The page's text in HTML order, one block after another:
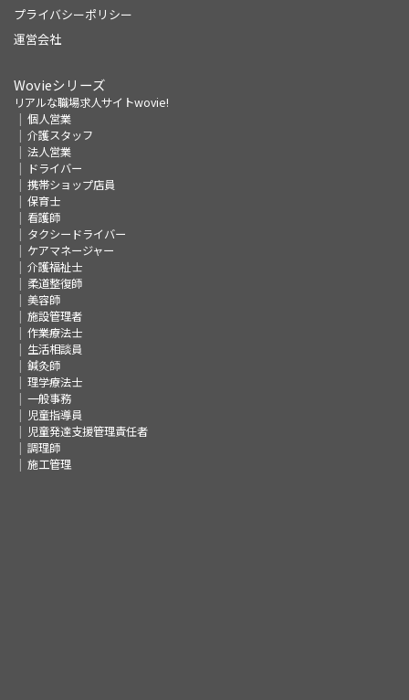
プライバシーポリシー
運営会社
Wovieシリーズ
リアルな職場求人サイトwovie!
個人営業
介護スタッフ
法人営業
ドライバー
携帯ショップ店員
保育士
看護師
タクシードライバー
ケアマネージャー
介護福祉士
柔道整復師
美容師
施設管理者
作業療法士
生活相談員
鍼灸師
理学療法士
一般事務
児童指導員
児童発達支援管理責任者
調理師
施工管理